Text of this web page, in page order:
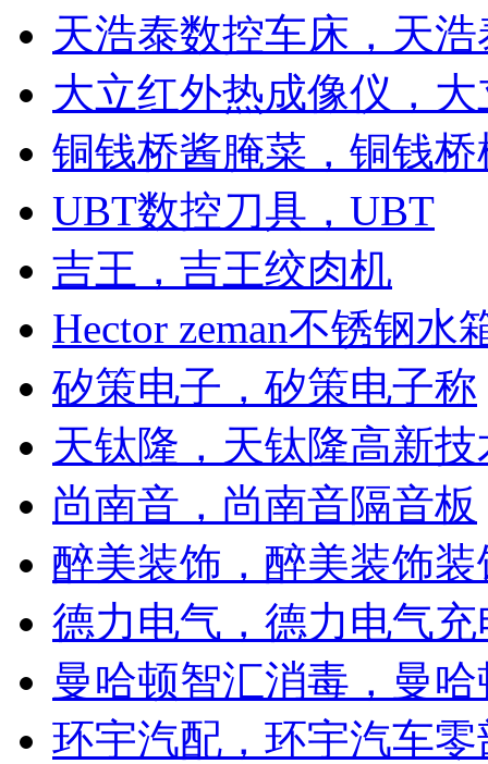
天浩泰数控车床，天
大立红外热成像仪，
铜钱桥酱腌菜，铜钱桥
UBT数控刀具，UBT
吉王，吉王绞肉机
Hector zeman不锈钢水
矽策电子，矽策电子称
天钛隆，天钛隆高新
尚南音，尚南音隔音板
醉美装饰，醉美装饰
德力电气，德力电气充
曼哈顿智汇消毒，曼
环宇汽配，环宇汽车零